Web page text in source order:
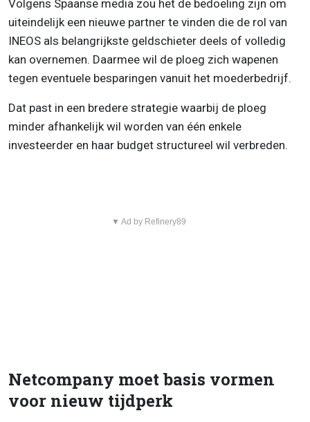
Volgens Spaanse media zou het de bedoeling zijn om
uiteindelijk een nieuwe partner te vinden die de rol van
INEOS als belangrijkste geldschieter deels of volledig
kan overnemen. Daarmee wil de ploeg zich wapenen
tegen eventuele besparingen vanuit het moederbedrijf.
Dat past in een bredere strategie waarbij de ploeg
minder afhankelijk wil worden van één enkele
investeerder en haar budget structureel wil verbreden.
▼ Ad by Refinery89
Netcompany moet basis vormen
voor nieuw tijdperk